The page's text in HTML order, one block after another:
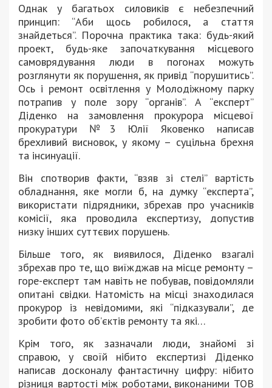
Однак у багатьох силовиків є небезпечний
принцип: “Аби щось робилося, а стаття
знайдеться”. Порочна практика така: будь-який
проект, будь-яке започаткування місцевого
самоврядування люди в погонах можуть
розглянути як порушення, як привід “порушитись”.
Ось і ремонт освітлення у Молодіжному парку
потрапив у поле зору “органів”. А “експерт”
Діденко на замовлення прокурора місцевої
прокуратури №3 Юлії Яковенко написав
брехливий висновок, у якому – суцільна брехня
та інсинуації.
Він спотворив факти, “взяв зі стелі” вартість
обладнання, яке могли б, на думку “експерта”,
використати підрядники, збрехав про учасників
комісії, яка проводила експертизу, допустив
низку інших суттєвих порушень.
Більше того, як виявилося, Діденко взагалі
збрехав про те, що виїжджав на місце ремонту –
горе-експерт там навіть не побував, повідомляли
опитані свідки. Натомість на місці знаходилася
прокурор із невідомими, які “підказували”, де
зробити фото об’єктів ремонту та які…
Крім того, як зазначали люди, знайомі зі
справою, у своїй нібито експертизі Діденко
написав досконалу фантастичну цифру: нібито
різниця вартості між роботами, виконаними ТОВ